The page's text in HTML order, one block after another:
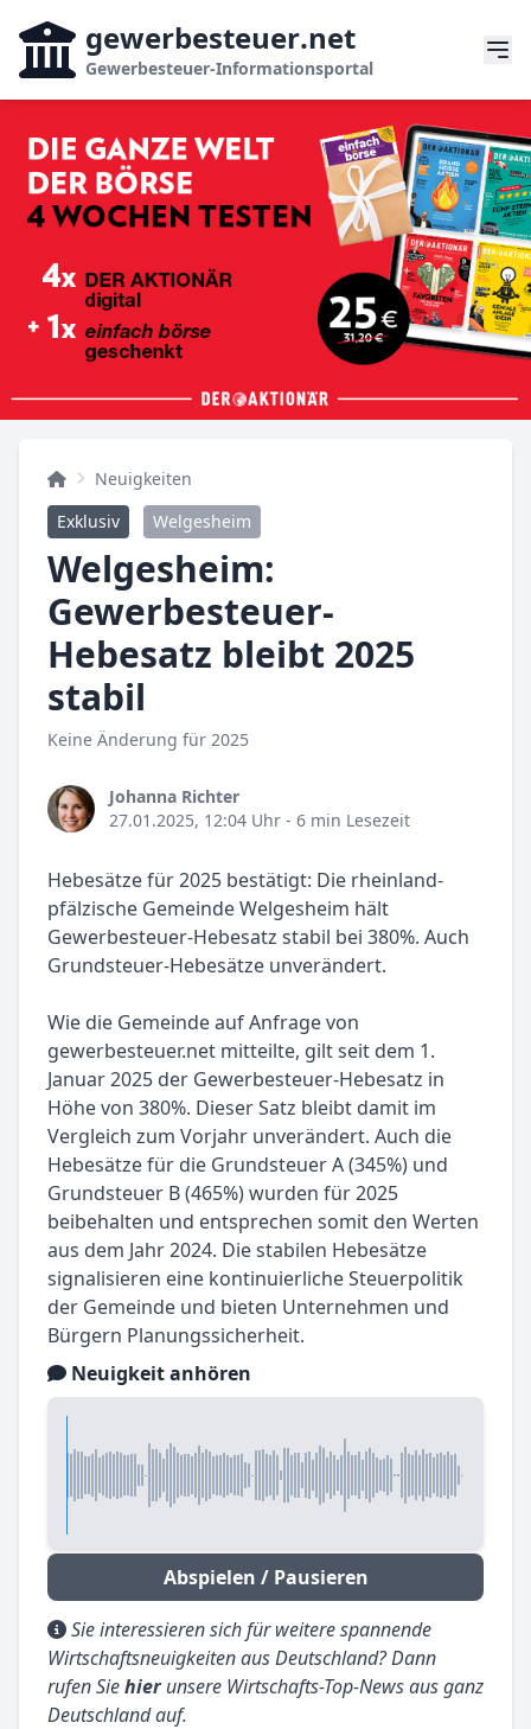
gewerbesteuer.net
Gewerbesteuer-Informationsportal
Neuigkeiten
Exklusiv
Welgesheim
Welgesheim:
Gewerbesteuer-
Hebesatz bleibt 2025
stabil
Keine Änderung für 2025
Johanna Richter
27.01.2025, 12:04 Uhr - 6 min Lesezeit
Hebesätze für 2025 bestätigt: Die rheinland-
pfälzische Gemeinde Welgesheim hält
Gewerbesteuer-Hebesatz stabil bei 380%. Auch
Grundsteuer-Hebesätze unverändert.
Wie die Gemeinde auf Anfrage von
gewerbesteuer.net mitteilte, gilt seit dem 1.
Januar 2025 der Gewerbesteuer-Hebesatz in
Höhe von 380%. Dieser Satz bleibt damit im
Vergleich zum Vorjahr unverändert. Auch die
Hebesätze für die Grundsteuer A (345%) und
Grundsteuer B (465%) wurden für 2025
beibehalten und entsprechen somit den Werten
aus dem Jahr 2024. Die stabilen Hebesätze
signalisieren eine kontinuierliche Steuerpolitik
der Gemeinde und bieten Unternehmen und
Bürgern Planungssicherheit.
Neuigkeit anhören
Abspielen / Pausieren
Sie interessieren sich für weitere spannende
Wirtschaftsneuigkeiten aus Deutschland? Dann
rufen Siehierunsere Wirtschafts-Top-News aus ganz
Deutschland auf.